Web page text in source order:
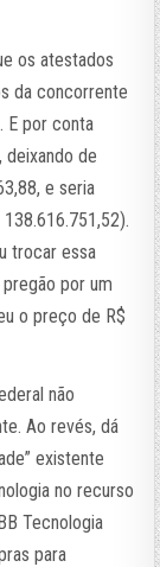
os atestados
da concorrente
E por conta
deixando de
e seria
trocar essa
por um
o preço de R$
não
Ao revés, dá
existente
no recurso
Tecnologia
para